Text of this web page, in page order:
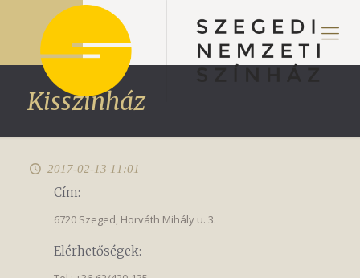
Kisszínház
2017-02-13 11:01
Cím:
6720 Szeged, Horváth Mihály u. 3.
Elérhetőségek: